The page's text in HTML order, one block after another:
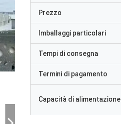
Prezzo
Imballaggi particolari
Tempi di consegna
Termini di pagamento
Capacità di alimentazione